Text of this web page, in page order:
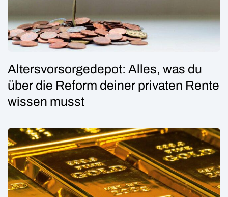
Altersvorsorgedepot: Alles, was du
über die Reform deiner privaten Rente
wissen musst